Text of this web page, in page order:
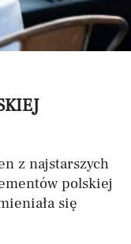
z najstarszych
polskiej
się